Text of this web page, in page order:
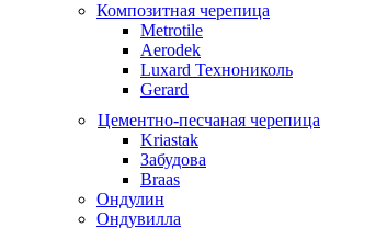
Композитная черепица
Metrotile
Aerodek
Luxard Технониколь
Gerard
Цементно-песчаная черепица
Kriastak
Забудова
Braas
Ондулин
Ондувилла